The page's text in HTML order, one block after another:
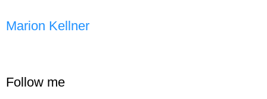
Marion Kellner
Follow me